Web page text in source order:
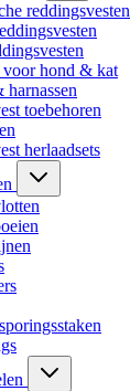
reddingsvesten
voor hond & kat
toebehoren
herlaadsets